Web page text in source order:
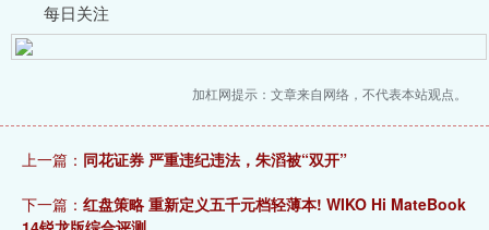
每日关注
加杠网提示：文章来自网络，不代表本站观点。
上一篇： 同花证券 严重违纪违法，朱滔被“双开”
下一篇： 红盘策略 重新定义五千元档轻薄本! WIKO Hi MateBook